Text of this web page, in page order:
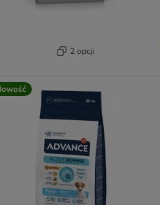
2 opcji